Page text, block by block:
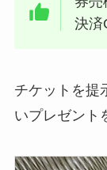
決済
チケットを提
いプレゼント